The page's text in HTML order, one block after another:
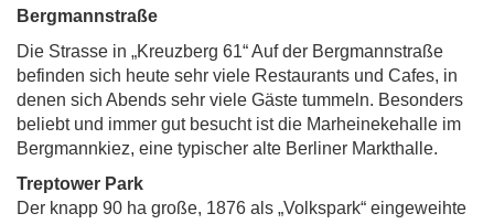
Bergmannstraße
Die Strasse in „Kreuzberg 61“ Auf der Bergmannstraße
befinden sich heute sehr viele Restaurants und Cafes, in
denen sich Abends sehr viele Gäste tummeln. Besonders
beliebt und immer gut besucht ist die Marheinekehalle im
Bergmannkiez, eine typischer alte Berliner Markthalle.
Treptower Park
Der knapp 90 ha große, 1876 als „Volkspark“ eingeweihte